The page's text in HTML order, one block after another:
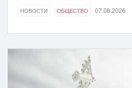
НОВОСТИ ОБЩЕСТВО 07.08.2026